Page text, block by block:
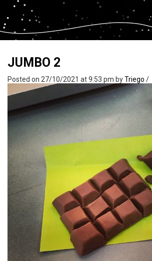
JUMBO 2
Posted on 27/10/2021 at 9:53 pm byTriego /